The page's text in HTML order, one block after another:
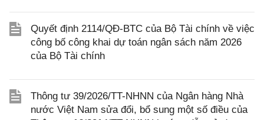
Quyết định 2114/QĐ-BTC của Bộ Tài chính về việc
công bố công khai dự toán ngân sách năm 2026
của Bộ Tài chính
Thông tư 39/2026/TT-NHNN của Ngân hàng Nhà
nước Việt Nam sửa đổi, bổ sung một số điều của